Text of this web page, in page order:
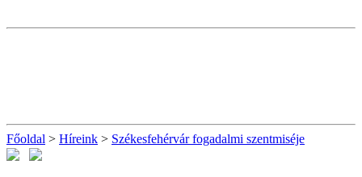
Főoldal > Híreink > Székesfehérvár fogadalmi szentmiséje